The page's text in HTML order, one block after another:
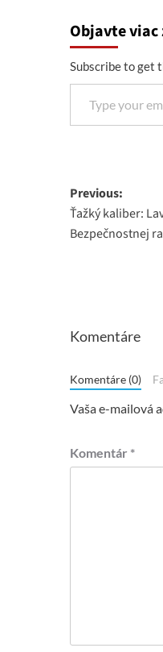
Objavte viac
Subscribe to get
Type your email…
Post
Previous:
Ťažký kaliber:
Bezpečnostnej
Komentáre
Komentáre (0)
Vaša e-mailová
Komentár *